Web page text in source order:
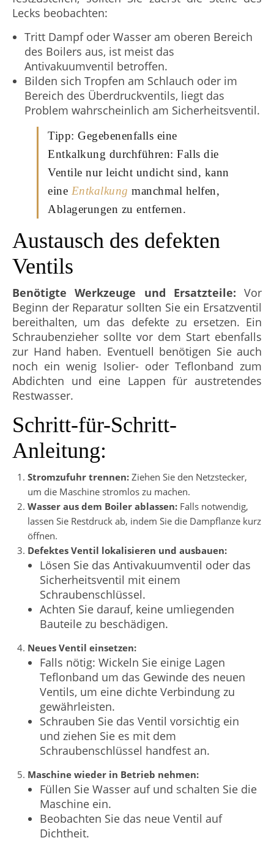
Lecks beobachten:
Tritt Dampf oder Wasser am oberen Bereich
des Boilers aus, ist meist das
Antivakuumventil betroffen.
Bilden sich Tropfen am Schlauch oder im
Bereich des Überdruckventils, liegt das
Problem wahrscheinlich am Sicherheitsventil.
Tipp: Gegebenenfalls eine
Entkalkung durchführen: Falls die
Ventile nur leicht undicht sind, kann
eine Entkalkung manchmal helfen,
Ablagerungen zu entfernen.
Austausch des defekten
Ventils
Benötigte Werkzeuge und Ersatzteile: Vor
Beginn der Reparatur sollten Sie ein Ersatzventil
bereithalten, um das defekte zu ersetzen. Ein
Schraubenzieher sollte vor dem Start ebenfalls
zur Hand haben. Eventuell benötigen Sie auch
noch ein wenig Isolier- oder Teflonband zum
Abdichten und eine Lappen für austretendes
Restwasser.
Schritt-für-Schritt-
Anleitung:
Stromzufuhr trennen: Ziehen Sie den Netzstecker,
um die Maschine stromlos zu machen.
Wasser aus dem Boiler ablassen: Falls notwendig,
lassen Sie Restdruck ab, indem Sie die Dampflanze kurz
öffnen.
Defektes Ventil lokalisieren und ausbauen:
Lösen Sie das Antivakuumventil oder das
Sicherheitsventil mit einem
Schraubenschlüssel.
Achten Sie darauf, keine umliegenden
Bauteile zu beschädigen.
Neues Ventil einsetzen:
Falls nötig: Wickeln Sie einige Lagen
Teflonband um das Gewinde des neuen
Ventils, um eine dichte Verbindung zu
gewährleisten.
Schrauben Sie das Ventil vorsichtig ein
und ziehen Sie es mit dem
Schraubenschlüssel handfest an.
Maschine wieder in Betrieb nehmen:
Füllen Sie Wasser auf und schalten Sie die
Maschine ein.
Beobachten Sie das neue Ventil auf
Dichtheit.